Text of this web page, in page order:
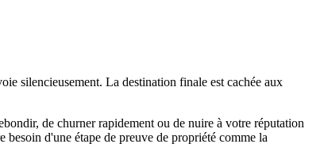
silencieusement. La destination finale est cachée aux
de churner rapidement ou de nuire à votre réputation
d'une étape de preuve de propriété comme la